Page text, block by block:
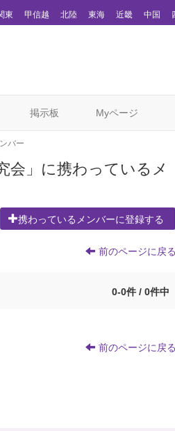
東 甲信越 北陸 東海 近畿 中国
掲示板 Myページ
バー
会」に携わっているメ
携わっているメンバーに登録する
前のページに戻る
0-0件 / 0件中
前のページに戻る